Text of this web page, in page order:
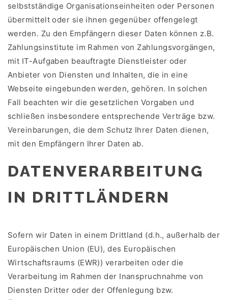
selbstständige Organisationseinheiten oder Personen
übermittelt oder sie ihnen gegenüber offengelegt
werden. Zu den Empfängern dieser Daten können z.B.
Zahlungsinstitute im Rahmen von Zahlungsvorgängen,
mit IT-Aufgaben beauftragte Dienstleister oder
Anbieter von Diensten und Inhalten, die in eine
Webseite eingebunden werden, gehören. In solchen
Fall beachten wir die gesetzlichen Vorgaben und
schließen insbesondere entsprechende Verträge bzw.
Vereinbarungen, die dem Schutz Ihrer Daten dienen,
mit den Empfängern Ihrer Daten ab.
DATENVERARBEITUNG
IN DRITTLÄNDERN
Sofern wir Daten in einem Drittland (d.h., außerhalb der
Europäischen Union (EU), des Europäischen
Wirtschaftsraums (EWR)) verarbeiten oder die
Verarbeitung im Rahmen der Inanspruchnahme von
Diensten Dritter oder der Offenlegung bzw.